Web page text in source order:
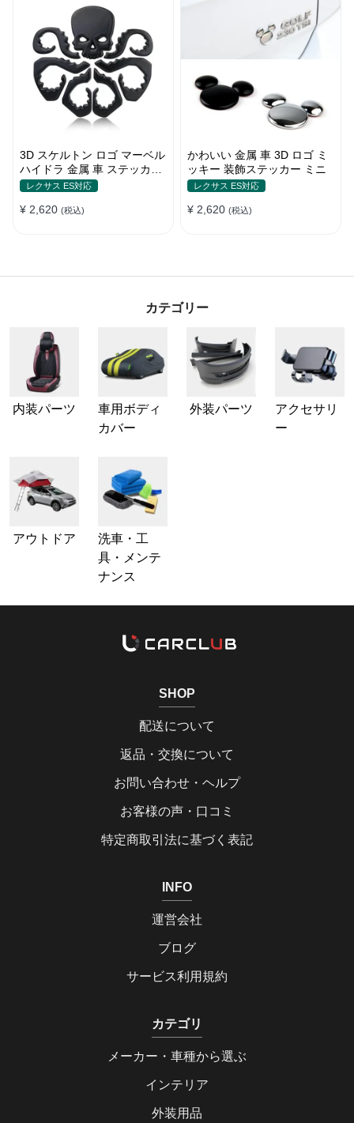
3D スケルトン ロゴ マーベル
ハイドラ 金属 車 ステッカー
テールマーク
レクサス ES対応
¥ 2,620 (税込)
かわいい 金属 車 3D ロゴ ミ
ッキー 装飾ステッカー ミニ
レクサス ES対応
¥ 2,620 (税込)
カテゴリー
内装パーツ
車用ボディ
カバー
外装パーツ
アクセサリ
ー
アウトドア
洗車・工
具・メンテ
ナンス
SHOP
配送について
返品・交換について
お問い合わせ・ヘルプ
お客様の声・口コミ
特定商取引法に基づく表記
INFO
運営会社
ブログ
サービス利用規約
カテゴリ
メーカー・車種から選ぶ
インテリア
外装用品